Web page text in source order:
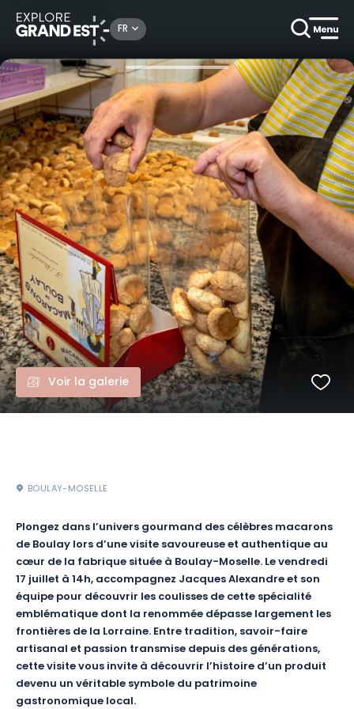
FR
Autour des savoir-faire Visite gourmande à la fabrique des macarons de Boulay
Voir la galerie
BOULAY-MOSELLE
Plongez dans l’univers gourmand des célèbres macarons
de Boulay lors d’une visite savoureuse et authentique au
cœur de la fabrique située à Boulay-Moselle. Le vendredi
17 juillet à 14h, accompagnez Jacques Alexandre et son
équipe pour découvrir les coulisses de cette spécialité
emblématique dont la renommée dépasse largement les
frontières de la Lorraine. Entre tradition, savoir-faire
artisanal et passion transmise depuis des générations,
cette visite vous invite à découvrir l’histoire d’un produit
devenu un véritable symbole du patrimoine
gastronomique local.